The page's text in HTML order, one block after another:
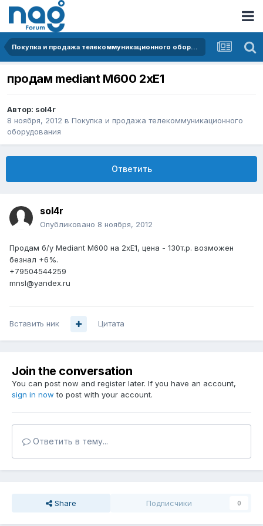
Покупка и продажа телекоммуникационного оборудования
продам mediant M600 2xE1
Автор: sol4r
8 ноября, 2012 в Покупка и продажа телекоммуникационного
оборудования
Ответить
sol4r
Опубликовано 8 ноября, 2012
Продам б/у Mediant M600 на 2xE1, цена - 130т.р. возможен
безнал +6%.
+79504544259
mnsl@yandex.ru
Вставить ник Цитата
Join the conversation
You can post now and register later. If you have an account,
sign in now to post with your account.
Ответить в тему...
Share Подписчики 0